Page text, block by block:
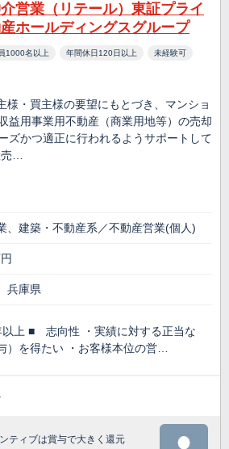
介営業（リテール）東証プライ
ホールディングスグループ
1000名以上 年間休日120日以上 未経験可
様・買主様の要望にもとづき、マンショ
益用事業用不動産（商業用地等）の売却
ズかつ適正に行われるようサポートして
売…
、建築・不動産系／不動産営業(個人)
兵庫県
上 ■ 志向性 ・実績に対する正当な
）を得たい ・お客様本位の営…
ティブは賞与で大きく還元